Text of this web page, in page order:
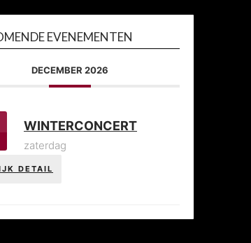
EVENEMENTEN
DECEMBER 2026
WINTERCONCERT
zaterdag
DETAIL